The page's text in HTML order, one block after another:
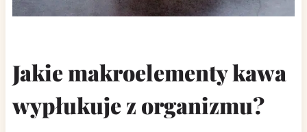
Jakie makroelementy kawa
wypłukuje z organizmu?